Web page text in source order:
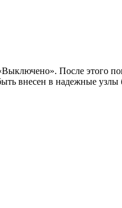
После этого
внесен в надежные узлы